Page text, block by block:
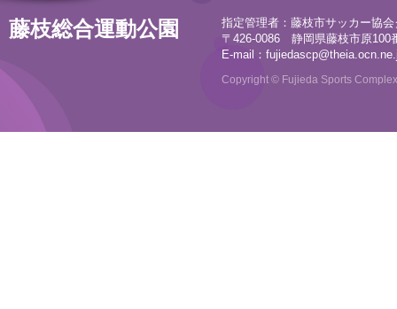
藤枝総合運動公園
指定管理者：藤枝市サッカー協
〒426-0086 静岡県藤枝市原100
E-mail：
Copyright © Fujieda Sports